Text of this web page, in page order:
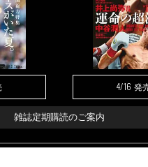
4/16 発
雑誌定期購読のご案内